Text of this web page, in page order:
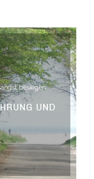
besiegen
UND